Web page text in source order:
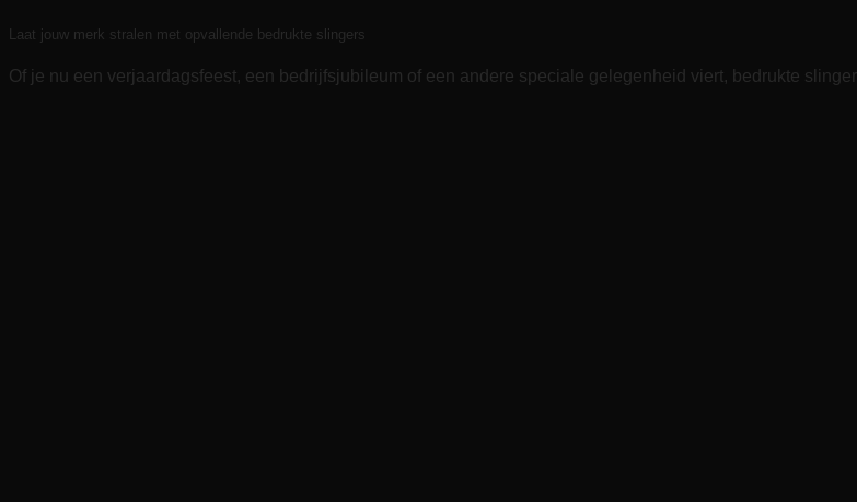
Laat jouw merk stralen met opvallende bedrukte slingers
Of je nu een verjaardagsfeest, een bedrijfsjubileum of een andere speciale gelegenheid viert, bedrukte